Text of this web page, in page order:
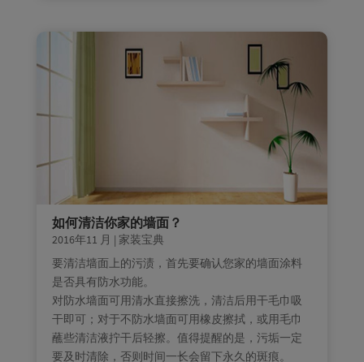
如何清洁你家的墙面？
2016年11 月 | 家装宝典
要清洁墙面上的污渍，首先要确认您家的墙面涂料
是否具有防水功能。
对防水墙面可用清水直接擦洗，清洁后用干毛巾吸
干即可；对于不防水墙面可用橡皮擦拭，或用毛巾
蘸些清洁液拧干后轻擦。值得提醒的是，污垢一定
要及时清除，否则时间一长会留下永久的斑痕。